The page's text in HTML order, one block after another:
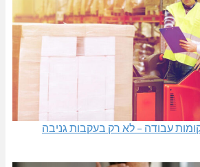
עבודה – לא רק בעקבות גניבה